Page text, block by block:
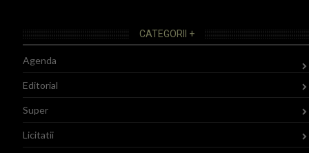
CATEGORII +
Agenda
Editorial
Super
Licitatii